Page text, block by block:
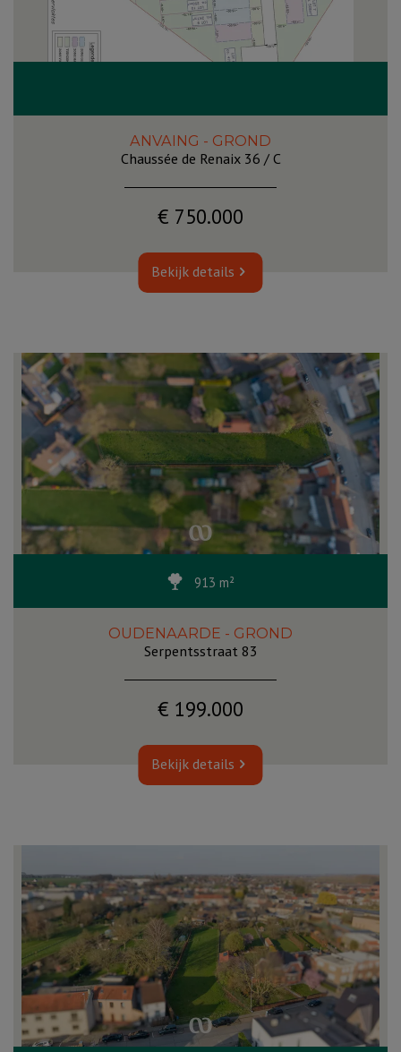
ANVAING - GROND
Chaussée de Renaix 36 / C
€ 750.000
Bekijk details
913 m²
OUDENAARDE - GROND
Serpentsstraat 83
€ 199.000
Bekijk details